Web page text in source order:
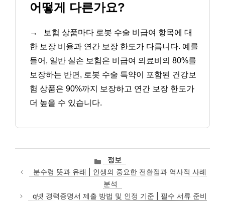
어떻게 다른가요?
→
보험 상품마다 로봇 수술 비급여 항목에 대
한 보장 비율과 연간 보장 한도가 다릅니다. 예를
들어, 일반 실손 보험은 비급여 의료비의 80%를
보장하는 반면, 로봇 수술 특약이 포함된 건강보
험 상품은 90%까지 보장하고 연간 보장 한도가
더 높을 수 있습니다.
카
테
고
리
정보
분수령 뜻과 유래 | 인생의 중요한 전환점과 역사적 사례
분석
q넷 경력증명서 제출 방법 및 인정 기준 | 필수 서류 준비